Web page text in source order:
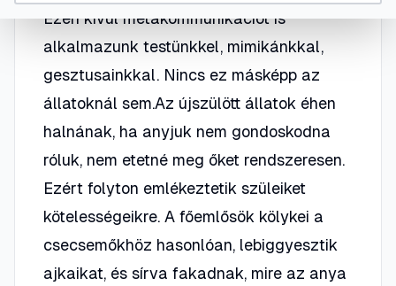
Ezen kívül metakommunikációt is
alkalmazunk testünkkel, mimikánkkal,
gesztusainkkal. Nincs ez másképp az
állatoknál sem.Az újszülött állatok éhen
halnának, ha anyjuk nem gondoskodna
róluk, nem etetné meg őket rendszeresen.
Ezért folyton emlékeztetik szüleiket
kötelességeikre. A főemlősök kölykei a
csecsemőkhöz hasonlóan, lebiggyesztik
ajkaikat, és sírva fakadnak, mire az anya